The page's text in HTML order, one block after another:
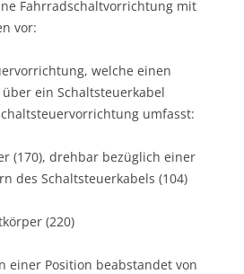
Fahrradschaltvorrichtung mit
vor:
welche einen
ein Schaltsteuerkabel
umfasst:
(170), drehbar bezüglich einer
des Schaltsteuerkabels (104)
(220)
einer Position beabstandet von